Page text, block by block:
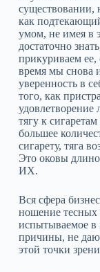
существовании,
как
умом, не имея в
достаточно
прикуриваем ее,
время мы снова
уверенность в
того, как
удовлетворение
тягу к
большее
сигарету, тяга
Это оковы
ИХ.
Вся сфера
ношение тесных
испытываемое в
причины, не
этой точки